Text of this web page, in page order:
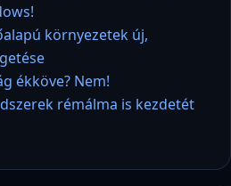
környezetek új,
ékköve? Nem!
rémálma is kezdetét